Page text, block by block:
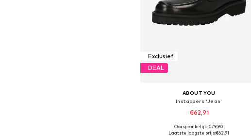
Exclusief
DEAL
ABOUT YOU
Instappers 'Jean'
€62,91
Beschikbare maten: 41, 42, 43, 44, 45, 46
Oorspronkelijk: €79,90
Laatste laagste prijs:€62,91